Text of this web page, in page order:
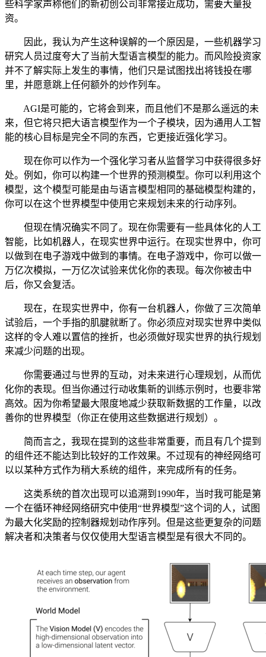
些科学家声称他们的新初创公司非常接近成功，需要大量投
资。
因此，我认为产生这种误解的一个原因是，一些机器学习
研究人员过度夸大了当前大型语言模型的能力。而风险投资家
并不了解实际上发生的事情，他们只是试图找出将钱投在哪
里，并愿意跳上任何额外的炒作列车。
AGI是可能的，它将会到来，而且他们不是那么遥远的未
来，但它将只把大语言模型作为一个子模块，因为通用人工智
能的核心目标是完全不同的东西，它更接近强化学习。
现在你可以作为一个强化学习者从监督学习中获得很多好
处。例如，你可以构建一个世界的预测模型。你可以利用这个
模型，这个模型可能是由与语言模型相同的基础模型构建的，
你可以在这个世界模型中使用它来规划未来的行动序列。
但现在情况确实不同了。现在你需要有一些具体化的人工
智能，比如机器人，在现实世界中运行。在现实世界中，你可
以做到在电子游戏中做到的事情。在电子游戏中，你可以做一
万亿次模拟，一万亿次试验来优化你的表现。每次你被击中
后，你又会复活。
现在，在现实世界中，你有一台机器人，你做了三次简单
试验后，一个手指的肌腱就断了。你必须应对现实世界中类似
这样的令人难以置信的挫折，也必须做好现实世界的执行规划
来减少问题的出现。
你需要通过与世界的互动，对未来进行心理规划，从而优
化你的表现。但当你通过行动收集新的训练示例时，也要非常
高效。因为你希望最大限度地减少获取新数据的工作量，以改
善你的世界模型（你正在使用这些数据进行规划）。
简而言之，我现在提到的这些非常重要，而且有几个提到
的组件还不能达到比较好的工作效果。不过现有的神经网络可
以以某种方式作为稍大系统的组件，来完成所有的任务。
这类系统的首次出现可以追溯到1990年，当时我可能是第
一个在循环神经网络研究中使用“世界模型”这个词的人，试图
为最大化奖励的控制器规划动作序列。但是这些更复杂的问题
解决者和决策者与仅仅使用大型语言模型是有很大不同的。